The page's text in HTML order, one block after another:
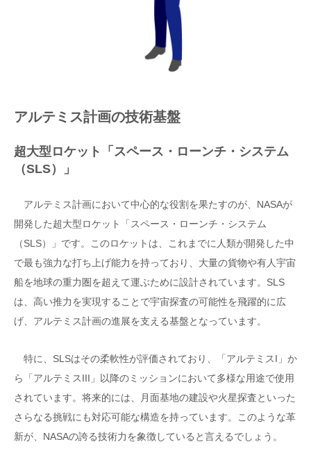
アルテミス計画の技術基盤
超大型ロケット「スペース・ローンチ・システム
（SLS）」
アルテミス計画において中心的な役割を果たすのが、NASAが
開発した超大型ロケット「スペース・ローンチ・システム
（SLS）」です。このロケットは、これまでに人類が開発した中
で最も強力な打ち上げ能力を持っており、大量の貨物や有人宇宙
船を地球の重力圏を超えて運ぶために設計されています。SLS
は、高い推力を実現することで宇宙探査の可能性を飛躍的に広
げ、アルテミス計画の進展を支える基盤となっています。
特に、SLSはその柔軟性が評価されており、「アルテミスI」か
ら「アルテミスIII」以降のミッションにおいて多様な用途で使用
されています。将来的には、月面基地の建設や火星探査といった
さらなる挑戦にも対応可能な構造を持っています。このような革
新が、NASAの誇る技術力を象徴していると言えるでしょう。